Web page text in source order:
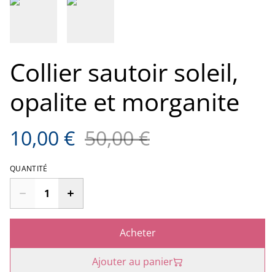
Collier sautoir soleil,
opalite et morganite
10,00 € 50,00 €
QUANTITÉ
Acheter
Ajouter au panier